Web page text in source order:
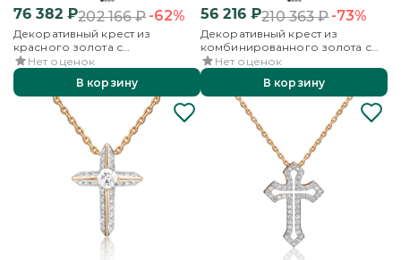
76 382₽202 166₽-62%
Декоративный крест из
красного золота с
бриллиантами
Нет оценок
В корзину
56 216₽210 363₽-73%
Декоративный крест из
комбинированного золота с
бриллиантами
Нет оценок
В корзину